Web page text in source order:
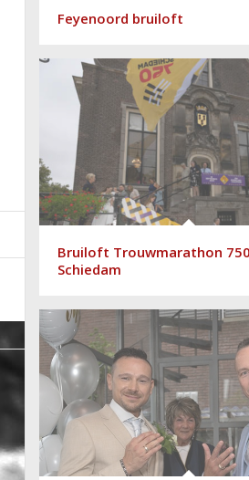
Feyenoord bruiloft
Bruiloft Trouwmarathon
Schiedam